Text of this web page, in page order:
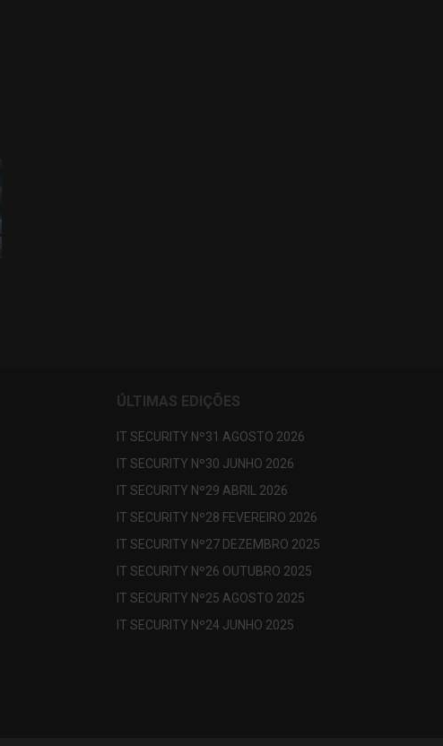
ÚLTIMAS EDIÇÕES
IT SECURITY Nº31 AGOSTO 2026
IT SECURITY Nº30 JUNHO 2026
IT SECURITY Nº29 ABRIL 2026
IT SECURITY Nº28 FEVEREIRO 2026
IT SECURITY Nº27 DEZEMBRO 2025
IT SECURITY Nº26 OUTUBRO 2025
IT SECURITY Nº25 AGOSTO 2025
IT SECURITY Nº24 JUNHO 2025